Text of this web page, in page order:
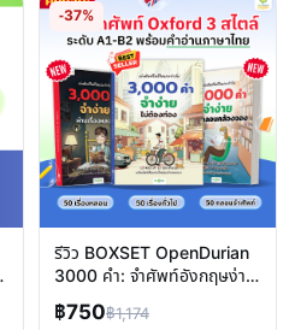
-37%
รีวิว BOXSET OpenDurian
3000 คำ: จำศัพท์อังกฤษง่าย
ไม่ต้องท่อง ด้วย 3 สไตล์
฿750฿1,174